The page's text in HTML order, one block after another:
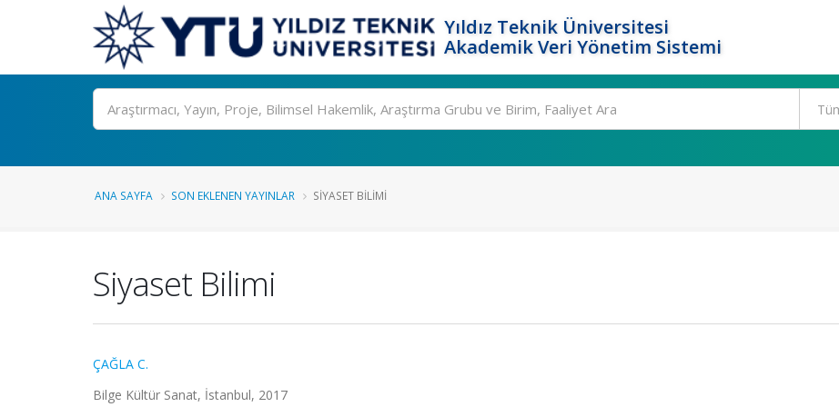
Yıldız Teknik Üniversitesi
Akademik Veri Yönetim Sistemi
Ara
ANA SAYFA SON EKLENEN YAYINLAR SIYASET BILIMI
Siyaset Bilimi
ÇAĞLA C.
Bilge Kültür Sanat, İstanbul, 2017